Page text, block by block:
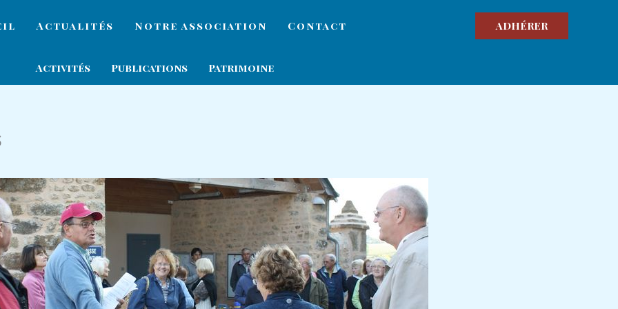
Actualités Notre association Contact ADHÉRER
Activités Publications Patrimoine